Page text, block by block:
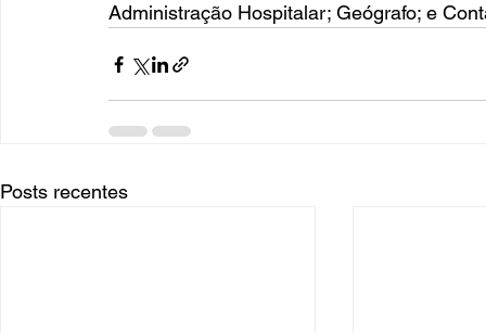
Administração Hospitalar; Geógrafo; e
Posts recentes